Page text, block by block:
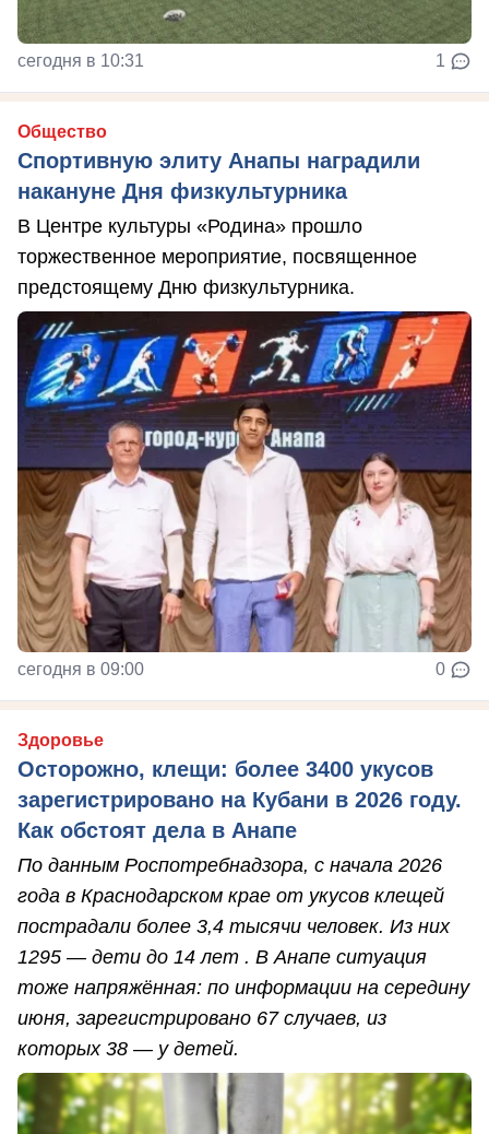
сегодня в 10:31 1
Общество
Спортивную элиту Анапы наградили
накануне Дня физкультурника
В Центре культуры «Родина» прошло
торжественное мероприятие, посвященное
предстоящему Дню физкультурника.
сегодня в 09:00 0
Здоровье
Осторожно, клещи: более 3400 укусов
зарегистрировано на Кубани в 2026 году.
Как обстоят дела в Анапе
По данным Роспотребнадзора, с начала 2026
года в Краснодарском крае от укусов клещей
пострадали более 3,4 тысячи человек. Из них
1295 — дети до 14 лет . В Анапе ситуация
тоже напряжённая: по информации на середину
июня, зарегистрировано 67 случаев, из
которых 38 — у детей.